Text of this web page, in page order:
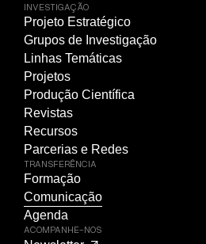
INVESTIGAÇÃO
Projeto Estratégico
Grupos de Investigação
Linhas Temáticas
Projetos
Produção Científica
Revistas
Recursos
Parcerias e Redes
TRANSFERÊNCIA
Formação
Comunicação
Agenda
ACOMPANHE-NOS